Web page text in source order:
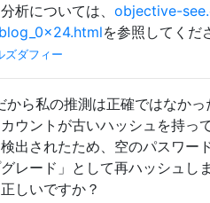
析については、 objective-
を参照してくだ
ズダフィー
から私の推測は正確ではなかっ
ウントが古いハッシュを持っ
出されたため、空のパスワー
グレード」として再ハッシュし
しいですか？